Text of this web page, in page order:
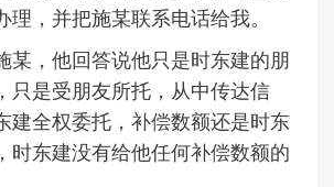
理，并把施某联系电话给我。
某，他回答说他只是时东建的朋
只是受朋友所托，从中传达信
建全权委托，补偿数额还是时东
时东建没有给他任何补偿数额的